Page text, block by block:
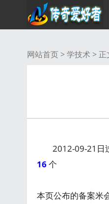
网站首页 >学技术 > 正
2012-09-21日
16个
本页公布的备案米